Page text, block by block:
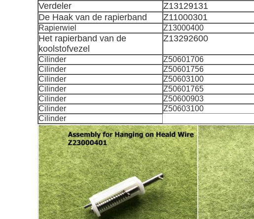
Verdeler
Z13129131
De Haak van de rapierband
Z11000301
Rapierwiel Z13000400
Het rapierband van de
koolstofvezel
Z13292600
Cilinder
Z50601706
Cilinder
Z50601756
Cilinder
Z50603100
Cilinder
Z50601765
Cilinder
Z50600903
Cilinder
Z50603100
Cilinder